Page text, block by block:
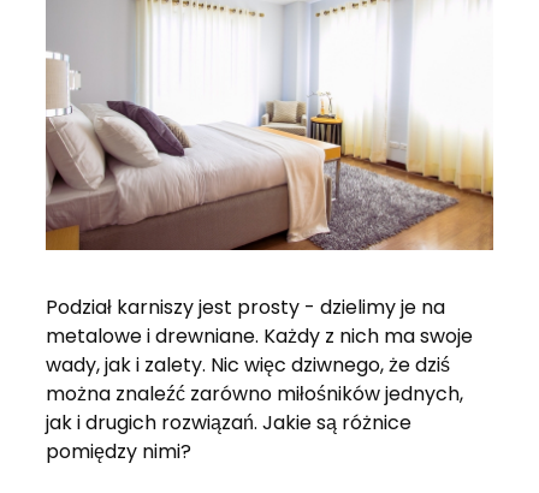
Podział karniszy jest prosty - dzielimy je na
metalowe i drewniane. Każdy z nich ma swoje
wady, jak i zalety. Nic więc dziwnego, że dziś
można znaleźć zarówno miłośników jednych,
jak i drugich rozwiązań. Jakie są różnice
pomiędzy nimi?